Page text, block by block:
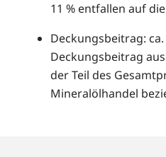
11 % entfallen auf
Deckungsbeitrag:
Deckungsbeitrag
der Teil des
Mineralölhandel